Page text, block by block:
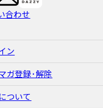
合わせ
ン
ガ登録･解除
ついて